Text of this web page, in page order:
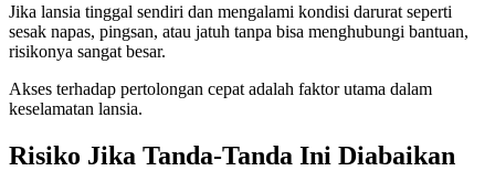
Jika lansia tinggal sendiri dan mengalami kondisi darurat seperti
sesak napas, pingsan, atau jatuh tanpa bisa menghubungi bantuan,
risikonya sangat besar.
Akses terhadap pertolongan cepat adalah faktor utama dalam
keselamatan lansia.
Risiko Jika Tanda-Tanda Ini Diabaikan